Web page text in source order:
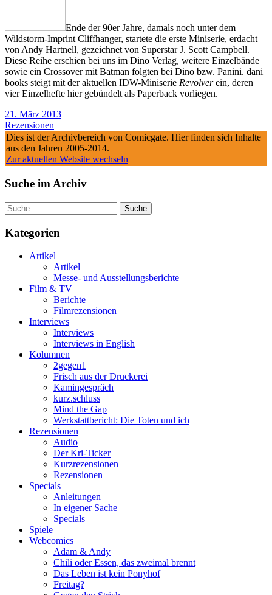
Ende der 90er Jahre, damals noch unter dem
Wildstorm-Imprint Cliffhanger, startete die erste Miniserie, erdacht
von Andy Hartnell, gezeichnet von Superstar J. Scott Campbell.
Diese Reihe erschien bei uns im Dino Verlag, weitere Einzelbände
sowie ein Crossover mit Batman folgten bei Dino bzw. Panini. dani
books steigt mit der aktuellen IDW-Miniserie Revolverein, deren
vier Einzelhefte hier gebündelt als Paperback vorliegen.
21. März 2013
Rezensionen
Dies ist der Archivbereich von Comicgate. Hier finden sich Inhalte
aus den Jahren 2005-2014.
Zur aktuellen Website wechseln
Suche im Archiv
Suche
Kategorien
Artikel
Artikel
Messe- und Ausstellungsberichte
Film & TV
Berichte
Filmrezensionen
Interviews
Interviews
Interviews in English
Kolumnen
2gegen1
Frisch aus der Druckerei
Kamingespräch
kurz.schluss
Mind the Gap
Werkstattbericht: Die Toten und ich
Rezensionen
Audio
Der Kri-Ticker
Kurzrezensionen
Rezensionen
Specials
Anleitungen
In eigener Sache
Specials
Spiele
Webcomics
Adam & Andy
Chili oder Essen, das zweimal brennt
Das Leben ist kein Ponyhof
Freitag?